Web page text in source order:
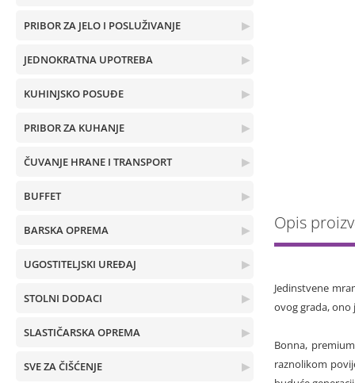
▶
PRIBOR ZA JELO I POSLUŽIVANJE
▶
JEDNOKRATNA UPOTREBA
▶
KUHINJSKO POSUĐE
▶
PRIBOR ZA KUHANJE
▶
ČUVANJE HRANE I TRANSPORT
▶
BUFFET
▶
BARSKA OPREMA
▶
UGOSTITELJSKI UREĐAJ
▶
STOLNI DODACI
▶
SLASTIČARSKA OPREMA
▶
SVE ZA ČIŠĆENJE
Opis
Jedinstvene
ovog grada, ono
Bonna,
raznolikom